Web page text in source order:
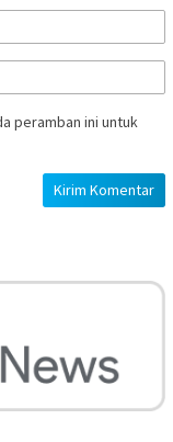
peramban ini untuk